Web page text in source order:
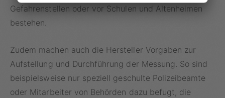
Gefahrenstellen oder vor Schulen und Altenheimen
bestehen.
Zudem machen auch die Hersteller Vorgaben zur
Aufstellung und Durchführung der Messung. So sind
beispielsweise nur speziell geschulte Polizeibeamte
oder Mitarbeiter von Behörden dazu befugt, die